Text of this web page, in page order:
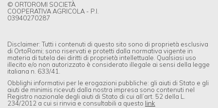
© ORTOROMI SOCIETÀ
COOPERATIVA AGRICOLA - P.I.
03940270287
Disclaimer: Tutti i contenuti di questo sito sono di proprietà esclusiva
di OrtoRomi; sono riservati e protetti dalla normativa vigente in
materia di tutela dei diritti di proprietà intellettuale. Qualsiasi uso
illecito e/o non autorizzato è considerato illegale ai sensi della legge
italiana n. 633/41.
Obblighi informativi per le erogazioni pubbliche: gli aiuti di Stato e gli
aiuti de minimis ricevuti dalla nostra impresa sono contenuti nel
Registro nazionale degli aiuti di Stato di cui all’art. 52 della L.
234/2012 a cui si rinvia e consultabili a questo link